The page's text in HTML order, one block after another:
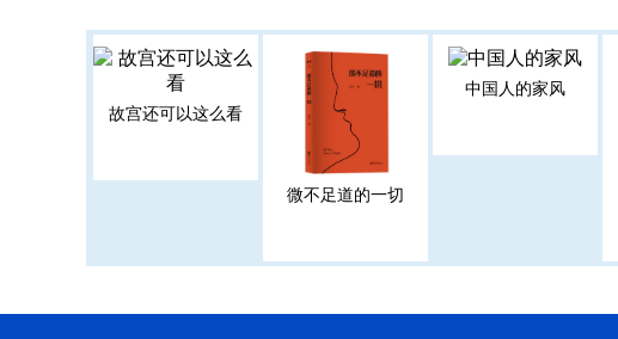
故宫还可以这么看
微不足道的一切
中国人的家风